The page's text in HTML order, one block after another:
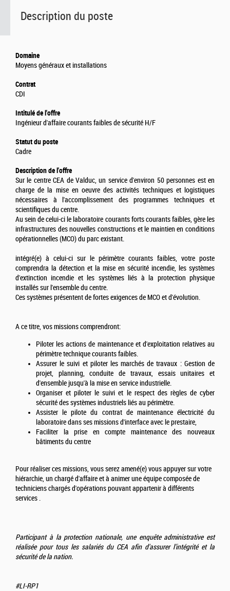
Description du poste
Domaine
Moyens généraux et installations
Contrat
CDI
Intitulé de l'offre
Ingénieur d'affaire courants faibles de sécurité H/F
Statut du poste
Cadre
Description de l'offre
Sur le centre CEA de Valduc, un service d'environ 50 personnes est en
charge de la mise en oeuvre des activités techniques et logistiques
nécessaires à l'accomplissement des programmes techniques et
scientifiques du centre.
Au sein de celui-ci le laboratoire courants forts courants faibles, gère les
infrastructures des nouvelles constructions et le maintien en conditions
opérationnelles (MCO) du parc existant.
intégré(e) à celui-ci sur le périmètre courants faibles, votre poste
comprendra la détection et la mise en sécurité incendie, les systèmes
d'extinction incendie et les systèmes liés à la protection physique
installés sur l'ensemble du centre.
Ces systèmes présentent de fortes exigences de MCO et d'évolution.
A ce titre, vos missions comprendront:
Piloter les actions de maintenance et d'exploitation relatives au
périmètre technique courants faibles.
Assurer le suivi et piloter les marchés de travaux : Gestion de
projet, planning, conduite de travaux, essais unitaires et
d'ensemble jusqu'à la mise en service industrielle.
Organiser et piloter le suivi et le respect des règles de cyber
sécurité des systèmes industriels liés au périmètre.
Assister le pilote du contrat de maintenance électricité du
laboratoire dans ses missions d'interface avec le prestaire,
Faciliter la prise en compte maintenance des nouveaux
bâtiments du centre
Pour réaliser ces missions, vous serez amené(e) vous appuyer sur votre
hiérarchie, un chargé d'affaire et à animer une équipe composée de
techniciens chargés d'opérations pouvant appartenir à différents
services .
Participant à la protection nationale, une enquête administrative est
réalisée pour tous les salariés du CEA afin d'assurer l'intégrité et la
sécurité de la nation.
#LI-RP1